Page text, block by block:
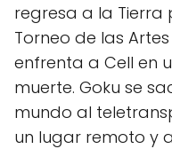
regresa a la
Torneo de las
enfrenta a Cell en
muerte. Goku se
mundo al
un lugar remoto y